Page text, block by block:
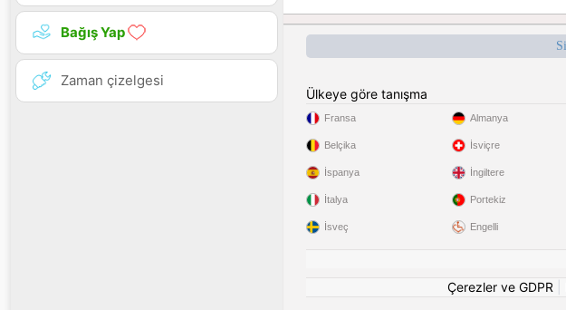
Bağış Yap
Zaman çizelgesi
Ülkeye göre tanışma
Fransa
Belçika
İspanya
İtalya
İsveç
Almanya
İsviçre
İngiltere
Portekiz
Engelli
Çerezler ve GDPR